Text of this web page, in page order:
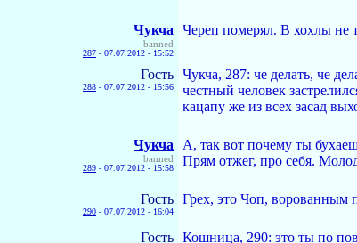
Чукча
banned
287 - 07.07.2012 - 15:52
Череп померял. В хохлы не
Гость
288 - 07.07.2012 - 15:56
Чукча, 287: че делать, че
честный человек
кацапу же из всех засад
Чукча
banned
289 - 07.07.2012 - 15:58
А, так вот почему ты
Прям отжег, про себя.
Гость
290 - 07.07.2012 - 16:04
Грех, это Чоп, ворованным
Гость Кошница, 290: это ты по